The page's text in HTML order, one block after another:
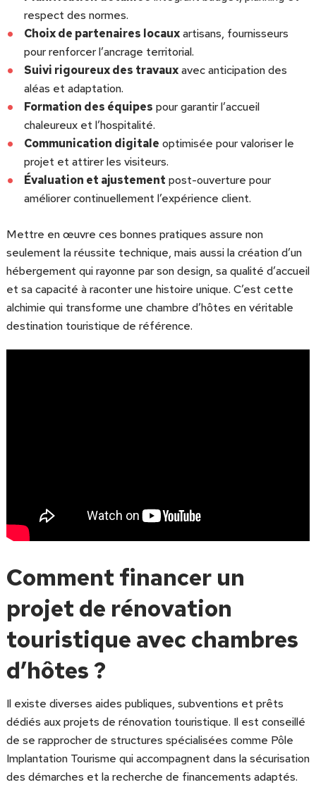
respect des normes.
Choix de partenaires locauxartisans, fournisseurs
pour renforcer l’ancrage territorial.
Suivi rigoureux des travauxavec anticipation des
aléas et adaptation.
Formation des équipes pour garantir l’accueil
chaleureux et l’hospitalité.
Communication digitale optimisée pour valoriser le
projet et attirer les visiteurs.
Évaluation et ajustement post-ouverture pour
améliorer continuellement l’expérience client.
Mettre en œuvre ces bonnes pratiques assure non
seulement la réussite technique, mais aussi la création d’un
hébergement qui rayonne par son design, sa qualité d’accueil
et sa capacité à raconter une histoire unique. C’est cette
alchimie qui transforme une chambre d’hôtes en véritable
destination touristique de référence.
Comment financer un
projet de rénovation
touristique avec chambres
d’hôtes ?
Il existe diverses aides publiques, subventions et prêts
dédiés aux projets de rénovation touristique. Il est conseillé
de se rapprocher de structures spécialisées comme Pôle
Implantation Tourisme qui accompagnent dans la sécurisation
des démarches et la recherche de financements adaptés.